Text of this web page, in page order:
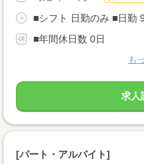
■シフト 日勤のみ ■日勤
■年間休日数 0日
も
求人
[パート・アルバイト]